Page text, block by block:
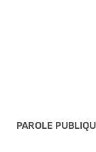
PAROLE